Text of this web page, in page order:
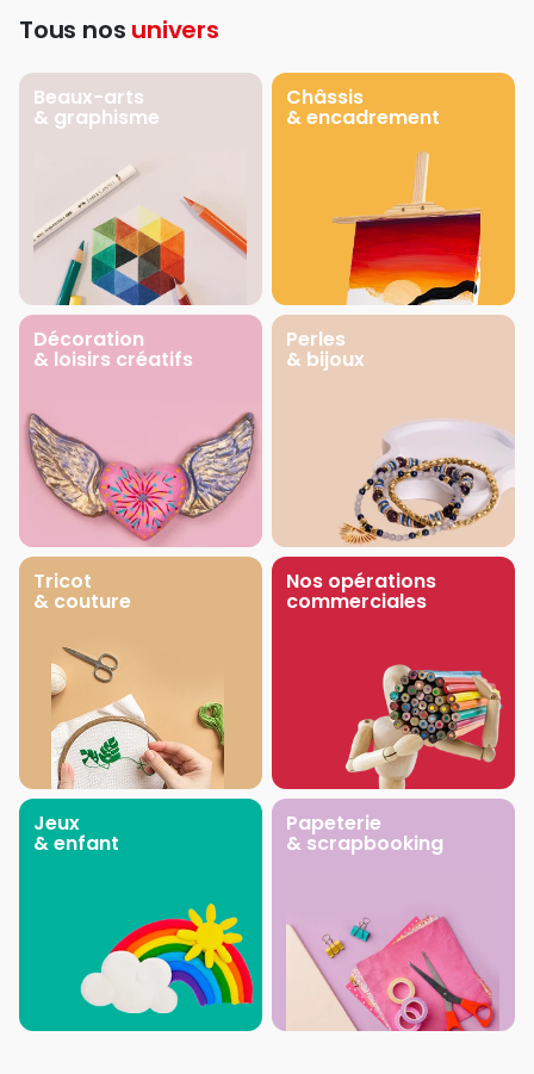
Tous nos univers
Beaux-arts
& graphisme
Châssis
& encadrement
Décoration
& loisirs créatifs
Perles
& bijoux
Tricot
& couture
Nos opérations
commerciales
Jeux
& enfant
Papeterie
& scrapbooking